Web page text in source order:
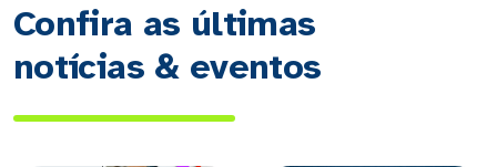
Confira as últimas
notícias & eventos